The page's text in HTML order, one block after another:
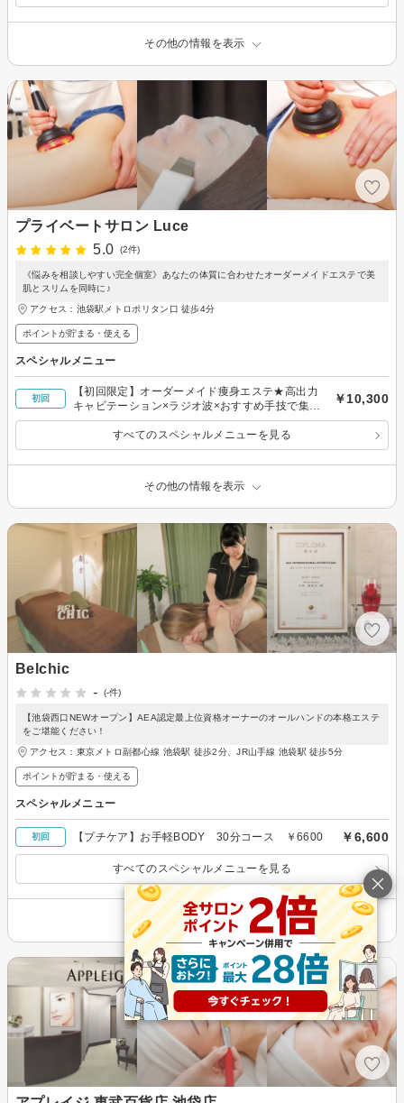
その他の情報を表示
プライベートサロン Luce
5.0
(2件)
《悩みを相談しやすい完全個室》あなたの体質に合わせたオーダーメイドエステで美
肌とスリムを同時に♪
アクセス：池袋駅メトロポリタン口 徒歩4分
ポイントが貯まる・使える
スペシャルメニュー
初回
【初回限定】オーダーメイド痩身エステ★高出力
キャビテーション×ラジオ波×おすすめ手技で集中
痩せ60分
￥10,300
すべてのスペシャルメニューを見る
その他の情報を表示
Belchic
-
(-件)
【池袋西口NEWオープン】AEA認定最上位資格オーナーのオールハンドの本格エステ
をご堪能ください！
アクセス：東京メトロ副都心線 池袋駅 徒歩2分、JR山手線 池袋駅 徒歩5分
ポイントが貯まる・使える
スペシャルメニュー
初回 【プチケア】お手軽BODY 30分コース ￥6600 ￥6,600
すべてのスペシャルメニューを見る
その他の情報を表示